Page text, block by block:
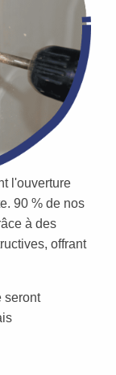
l'ouverture
90 % de nos
à des
offrant
seront